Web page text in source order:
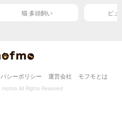
猫 多頭飼い ピュ
シーポリシー 運営会社 モフモとは
Rights Reserved